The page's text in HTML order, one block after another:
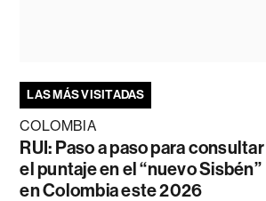
LAS MÁS VISITADAS
COLOMBIA
RUI: Paso a paso para consultar
el puntaje en el “nuevo Sisbén”
en Colombia este 2026